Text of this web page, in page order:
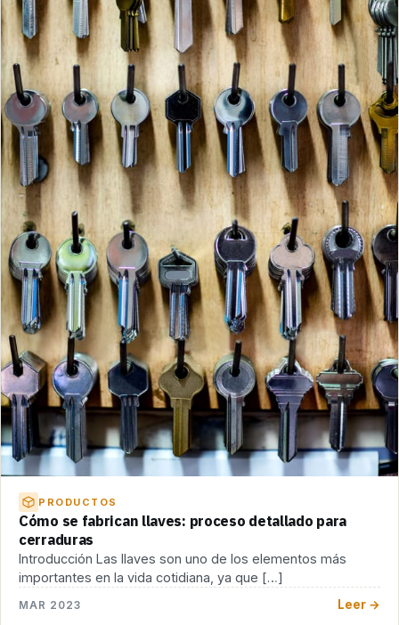
PRODUCTOS
Cómo se fabrican llaves: proceso detallado para
cerraduras
Introducción Las llaves son uno de los elementos más
importantes en la vida cotidiana, ya que […]
MAR 2023 Leer →